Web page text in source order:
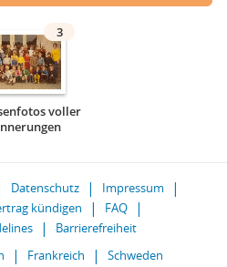
3
voller
Datenschutz
Impressum
kündigen
FAQ
Barrierefreiheit
Frankreich Schweden